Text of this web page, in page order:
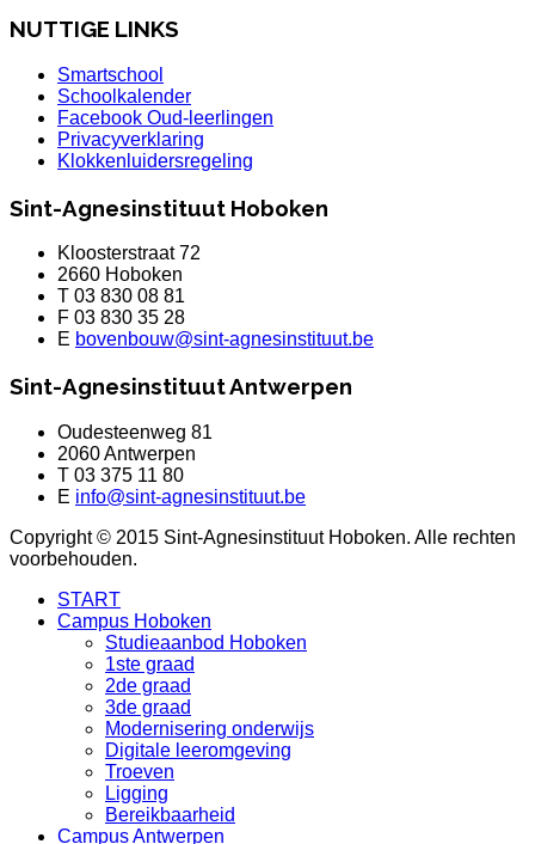
NUTTIGE LINKS
Smartschool
Schoolkalender
Facebook Oud-leerlingen
Privacyverklaring
Klokkenluidersregeling
Sint-Agnesinstituut Hoboken
Kloosterstraat 72
2660 Hoboken
T 03 830 08 81
F 03 830 35 28
E bovenbouw@sint-agnesinstituut.be
Sint-Agnesinstituut Antwerpen
Oudesteenweg 81
2060 Antwerpen
T 03 375 11 80
E info@sint-agnesinstituut.be
Copyright © 2015 Sint-Agnesinstituut Hoboken. Alle rechten
voorbehouden.
START
Campus Hoboken
Studieaanbod Hoboken
1ste graad
2de graad
3de graad
Modernisering onderwijs
Digitale leeromgeving
Troeven
Ligging
Bereikbaarheid
Campus Antwerpen